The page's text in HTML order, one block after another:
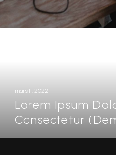
mars 11, 2022
Lorem Ipsum
Consectetur